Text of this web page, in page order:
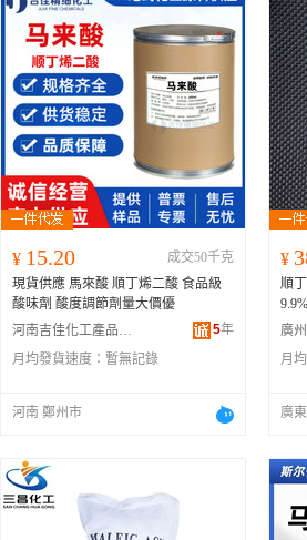
¥ 15.20
成交50千克
現貨供應 馬來酸 順丁烯二酸 食品級
酸味劑 酸度調節劑量大價優
河南吉佳化工產品有限公司
5年
月均發貨速度： 暫無記錄
河南 鄭州市
¥
順
月
廣